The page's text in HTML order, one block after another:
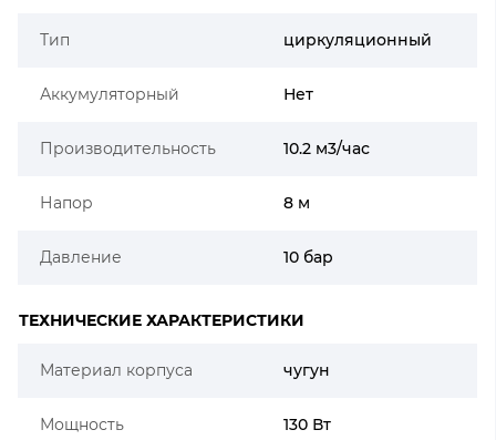
Тип циркуляционный
Аккумуляторный Нет
Производительность 10.2 м3/час
Напор 8 м
Давление 10 бар
ТЕХНИЧЕСКИЕ ХАРАКТЕРИСТИКИ
Материал корпуса чугун
Мощность 130 Вт